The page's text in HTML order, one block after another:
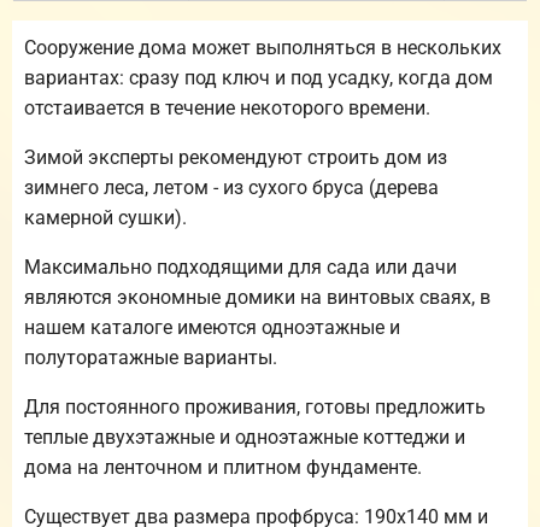
Сооружение дома может выполняться в нескольких
вариантах: сразу под ключ и под усадку, когда дом
отстаивается в течение некоторого времени.
Зимой эксперты рекомендуют строить дом из
зимнего леса, летом - из сухого бруса (дерева
камерной сушки).
Максимально подходящими для сада или дачи
являются экономные домики на винтовых сваях, в
нашем каталоге имеются одноэтажные и
полуторатажные варианты.
Для постоянного проживания, готовы предложить
теплые двухэтажные и одноэтажные коттеджи и
дома на ленточном и плитном фундаменте.
Существует два размера профбруса: 190х140 мм и